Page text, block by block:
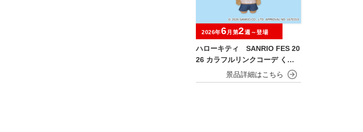
ハローキティ SANRIO FES 20
26 カラフルリンクコーデ くり
っぴぃ ぬいぐるみ
2026年6 月第2週～登場